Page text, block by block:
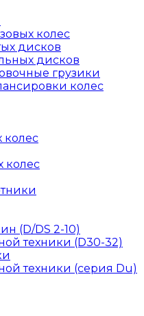
колес
дисков
дисков
грузики
колес
колес
колес
(D/DS 2-10)
техники (D30-32)
техники (серия Du)